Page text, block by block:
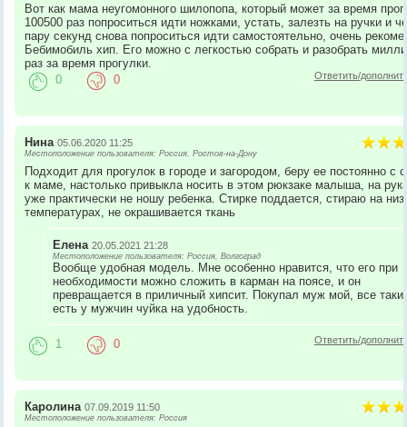
Вот как мама неугомонного шилопопа, который может за время
100500 раз попроситься идти ножками, устать, залезть на ручки и
пару секунд снова попроситься идти самостоятельно, очень
Бебимобиль хип. Его можно с легкостью собрать и разобрать
раз за время прогулки.
Ответить/
0 0
Нина 05.06.2020 11:25
Местоположение пользователя: Россия, Ростов-на-Дону
Подходит для прогулок в городе и загородом, беру ее постоянно с
к маме, настолько привыкла носить в этом рюкзаке малыша, на
уже практически не ношу ребенка. Стирке поддается, стираю на
температурах, не окрашивается ткань
Елена 20.05.2021 21:28
Местоположение пользователя: Россия, Волгоград
Вообще удобная модель. Мне особенно нравится, что его при
необходимости можно сложить в карман на поясе, и он
превращается в приличный хипсит. Покупал муж мой, все таки
есть у мужчин чуйка на удобность.
Ответить/
1 0
Каролина 07.09.2019 11:50
Местоположение пользователя: Россия